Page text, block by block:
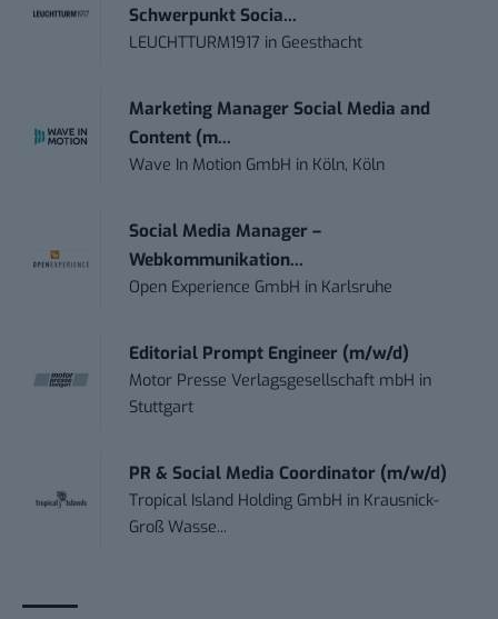
Schwerpunkt Socia...
LEUCHTTURM1917 in Geesthacht
Marketing Manager Social Media and
Content (m...
Wave In Motion GmbH in Köln, Köln
Social Media Manager –
Webkommunikation...
Open Experience GmbH in Karlsruhe
Editorial Prompt Engineer (m/w/d)
Motor Presse Verlagsgesellschaft mbH in
Stuttgart
PR & Social Media Coordinator (m/w/d)
Tropical Island Holding GmbH in Krausnick-
Groß Wasse...